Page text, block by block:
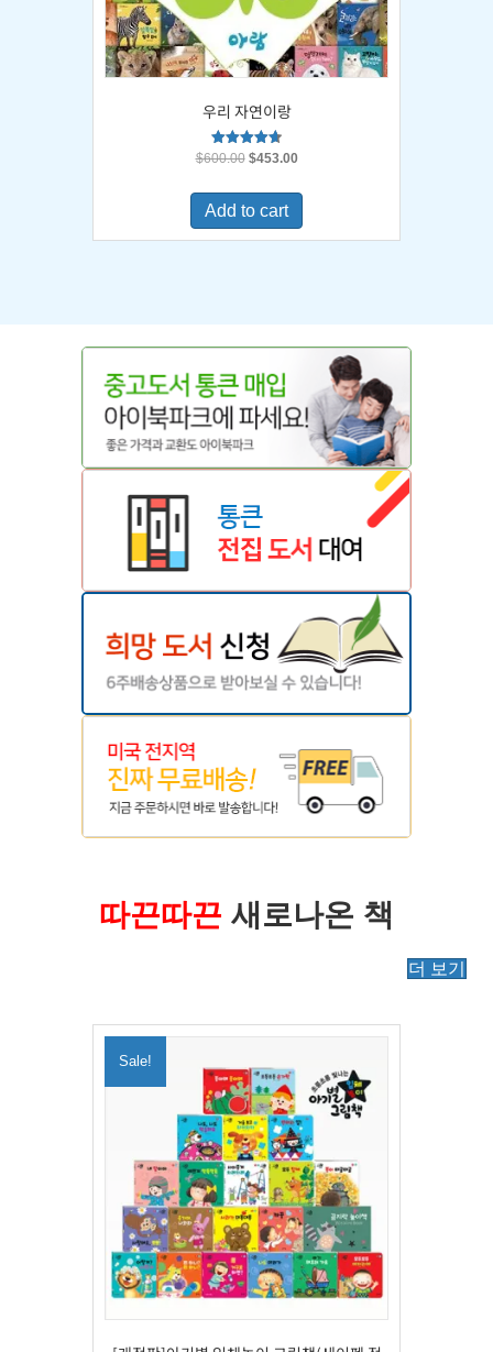
우리 자연이랑
Rated
$600.00 Original
was:
$600.00.
$453.00Current
is:
Add to cart
따끈따끈 새로나온 책
더 보기
Sale!